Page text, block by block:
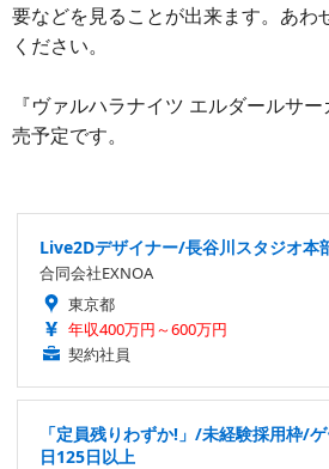
要などを見ることが出来ます。あわ
ください。
『ヴァルハラナイツ エルダールサ
売予定です。
Live2Dデザイナー/長谷川スタジオ本
合同会社EXNOA
東京都
年収400万円～600万円
契約社員
「定員残りわずか!」/未経験採用枠/
日125日以上